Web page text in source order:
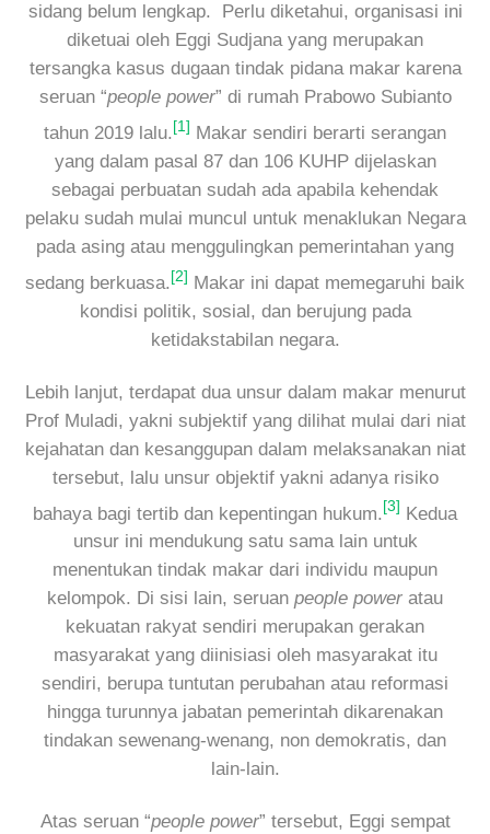
sidang belum lengkap. Perlu diketahui, organisasi ini
diketuai oleh Eggi Sudjana yang merupakan
tersangka kasus dugaan tindak pidana makar karena
seruan “people power” di rumah Prabowo Subianto
tahun 2019 lalu.[1] Makar sendiri berarti serangan
yang dalam pasal 87 dan 106 KUHP dijelaskan
sebagai perbuatan sudah ada apabila kehendak
pelaku sudah mulai muncul untuk menaklukan Negara
pada asing atau menggulingkan pemerintahan yang
sedang berkuasa.[2] Makar ini dapat memegaruhi baik
kondisi politik, sosial, dan berujung pada
ketidakstabilan negara.
Lebih lanjut, terdapat dua unsur dalam makar menurut
Prof Muladi, yakni subjektif yang dilihat mulai dari niat
kejahatan dan kesanggupan dalam melaksanakan niat
tersebut, lalu unsur objektif yakni adanya risiko
bahaya bagi tertib dan kepentingan hukum. [3] Kedua
unsur ini mendukung satu sama lain untuk
menentukan tindak makar dari individu maupun
kelompok. Di sisi lain, seruan people power atau
kekuatan rakyat sendiri merupakan gerakan
masyarakat yang diinisiasi oleh masyarakat itu
sendiri, berupa tuntutan perubahan atau reformasi
hingga turunnya jabatan pemerintah dikarenakan
tindakan sewenang-wenang, non demokratis, dan
lain-lain.
Atas seruan “people power” tersebut, Eggi sempat